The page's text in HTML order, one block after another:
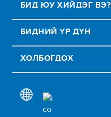
БИД ЮУ ХИЙДЭГ ВЭ?
БИДНИЙ ҮР ДҮН
ХОЛБОГДОХ